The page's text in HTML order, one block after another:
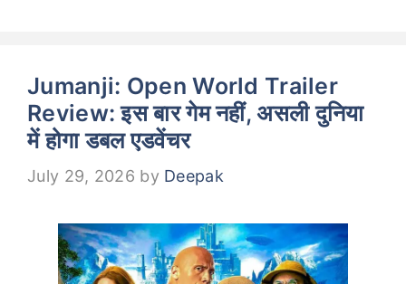
Jumanji: Open World Trailer
Review: इस बार गेम नहीं, असली दुनिया
में होगा डबल एडवेंचर
July 29, 2026 by Deepak